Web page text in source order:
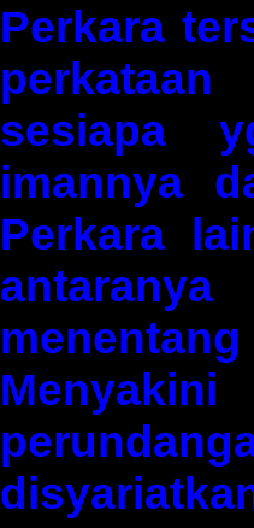
Perkara
sesiapa
imannya
Perkara